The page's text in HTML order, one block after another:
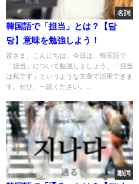
名詞
韓国語で「担当」とは？【담
당】意味を勉強しよう！
皆さま、こんにちは。今日は、韓国語で
「担当」について勉強しましょう。「担当
は私です」というような文章で活用できま
す。ぜひ、一読ください。...
動詞